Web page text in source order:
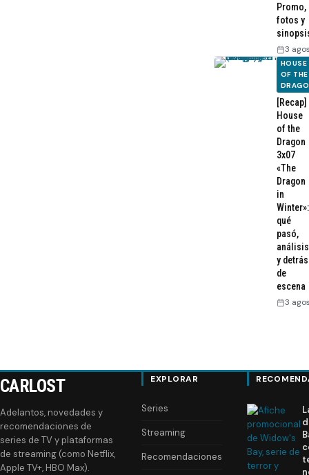
Promo,
fotos y
3
HOUSE
OF THE
[Recap]
House
of the
Dragon
3x07
«The
Dragon
in
Winter»:
qué
pasó,
análisis
y detrás
de
escena
3
CARLOST
Adelantos, novedades y
recomendaciones de
series de TV y plataformas
de streaming (como Netflix,
Apple TV+, HBO Max).
EXPLORAR
Series
Streaming
Recomendaciones